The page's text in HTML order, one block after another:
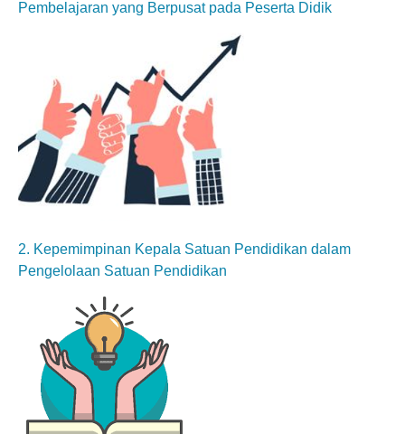
Pembelajaran yang Berpusat pada Peserta Didik
2. Kepemimpinan Kepala Satuan Pendidikan dalam
Pengelolaan Satuan Pendidikan